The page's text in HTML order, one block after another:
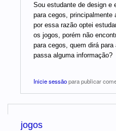
Sou estudante de design e
para cegos, principalmente
por essa razão optei
os jogos, porém não
para cegos, quem dirá
passa alguma informação?
Inicie sessãopara publicar
jogos